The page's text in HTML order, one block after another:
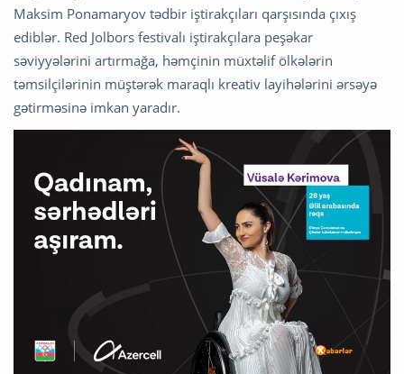
Maksim Ponamaryov tədbir iştirakçıları qarşısında çıxış
ediblər. Red Jolbors festivalı iştirakçılara peşəkar
səviyyələrini artırmağa, həmçinin müxtəlif ölkələrin
təmsilçilərinin müştərək maraqlı kreativ layihələrini ərsəyə
gətirməsinə imkan yaradır.